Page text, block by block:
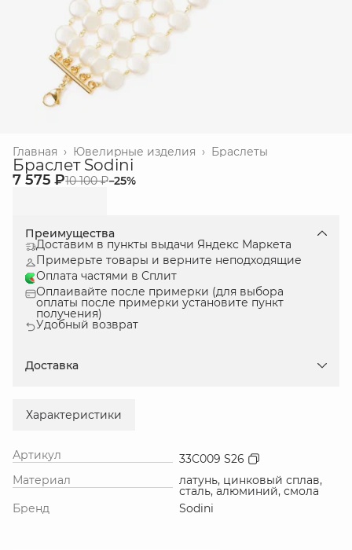
Браслеты
Ювелиpные изделия ›
Главная ›
Браслет Sodini
7 575 ₽10 100 ₽−25%
Преимущества
Доставим в пункты выдачи Яндекс Маркета
Примерьте товары и верните неподходящие
Оплата частями в Сплит
Оплаивайте после примерки (для выбора
оплаты после примерки установите пункт
получения)
Удобный возврат
Доставка
Характеристики
Артикул
33C009 S26
Материал
латунь, цинковый сплав,
сталь, алюминий, смола
Бренд
Sodini